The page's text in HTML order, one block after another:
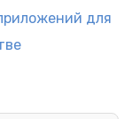
для